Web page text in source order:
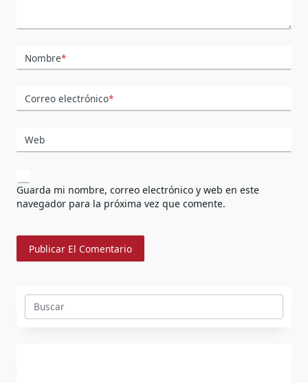
Nombre*
Correo electrónico*
Web
Guarda mi nombre, correo electrónico y web en este
navegador para la próxima vez que comente.
Buscar: